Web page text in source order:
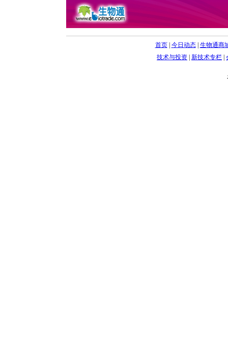
首页| 今日动态| 生物通商
技术与投资 新技术专栏